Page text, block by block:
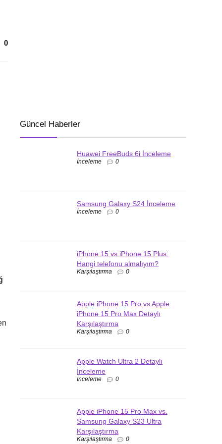
0
Güncel Haberler
Huawei FreeBuds 6i İnceleme
İnceleme 0
Samsung Galaxy S24 İnceleme
İnceleme 0
iPhone 15 vs iPhone 15 Plus:
Hangi telefonu almalıyım?
Karşılaştırma 0
Apple iPhone 15 Pro vs Apple
iPhone 15 Pro Max Detaylı
Karşılaştırma
Karşılaştırma 0
Apple Watch Ultra 2 Detaylı
İnceleme
İnceleme 0
Apple iPhone 15 Pro Max vs.
Samsung Galaxy S23 Ultra
Karşılaştırma
Karşılaştırma 0